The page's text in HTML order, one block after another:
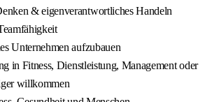
& eigenverantwortliches Handeln
Unternehmen aufzubauen
in Fitness, Dienstleistung, Management oder
willkommen